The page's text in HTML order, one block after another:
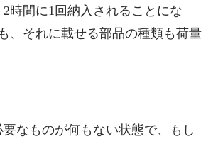
時間に1回納入されることにな
、それに載せる部品の種類も荷量
なものが何もない状態で、もし